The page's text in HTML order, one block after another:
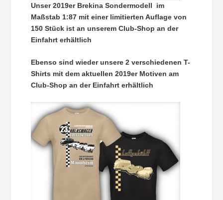
Unser 2019er Brekina Sondermodell im
Maßstab 1:87 mit einer limitierten Auflage von
150 Stück ist an unserem Club-Shop an der
Einfahrt erhältlich
Ebenso sind wieder unsere 2 verschiedenen T-
Shirts mit dem aktuellen 2019er Motiven am
Club-Shop an der Einfahrt erhältlich